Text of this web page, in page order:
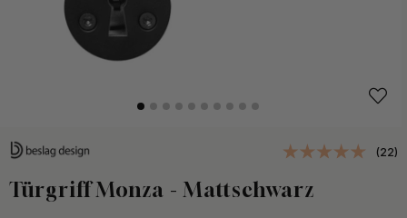
(22)
Türgriff Monza - Mattschwarz